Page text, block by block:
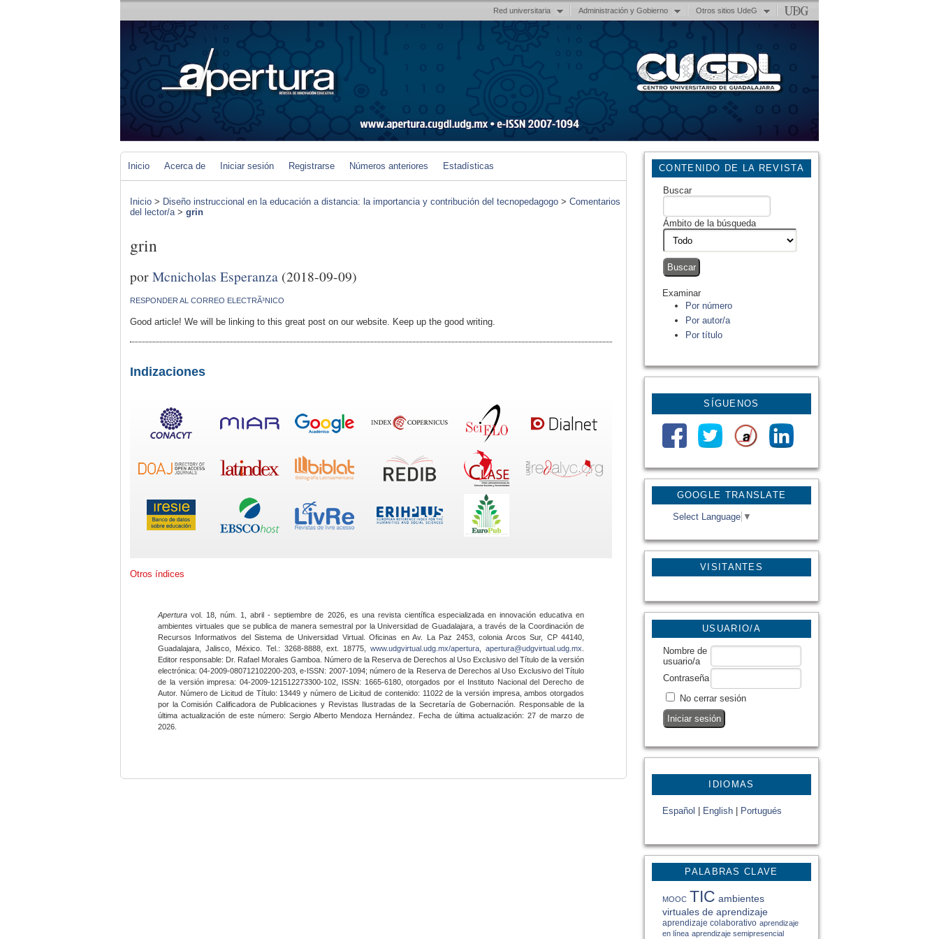
Red universitaria Administración y Gobierno Otros sitios UdeG
GOOGLE TRANSLATE
Select Language ▼
VISITANTES
CONTENIDO DE LA REVISTA
Buscar
Ámbito de la búsqueda
Examinar
Por número
Por autor/a
Por título
SÍGUENOS
USUARIO/A
Nombre de
usuario/a
Contraseña
No cerrar sesión
IDIOMAS
Español English Portugués
PALABRAS CLAVE
MOOC TIC ambientes
virtuales de aprendizaje
aprendizaje colaborativo aprendizaje
en línea aprendizaje semipresencial
Inicio Acerca de Iniciar sesión Registrarse Números anteriores Estadísticas
Inicio > Diseño instruccional en la educación a distancia: la importancia y contribución del tecnopedagogo > Comentarios
del lector/a> grin
grin
porMcnicholas Esperanza (2018-09-09)
RESPONDER AL CORREO ELECTRÃ³NICO
Good article! We will be linking to this great post on our website. Keep up the good writing.
Indizaciones
Otros índices
Apertura vol. 18, núm. 1, abril - septiembre de 2026, es una revista científica especializada en innovación educativa en
ambientes virtuales que se publica de manera semestral por la Universidad de Guadalajara, a través de la Coordinación de
Recursos Informativos del Sistema de Universidad Virtual. Oficinas en Av. La Paz 2453, colonia Arcos Sur, CP 44140,
Guadalajara, Jalisco, México. Tel.: 3268-8888, ext. 18775,www.udgvirtual.udg.mx/apertura apertura@udgvirtual.udg.mx
Editor responsable: Dr. Rafael Morales Gamboa. Número de la Reserva de Derechos al Uso Exclusivo del Título de la versión
electrónica: 04-2009-080712102200-203, e-ISSN: 2007-1094; número de la Reserva de Derechos al Uso Exclusivo del Título
de la versión impresa: 04-2009-121512273300-102, ISSN: 1665-6180, otorgados por el Instituto Nacional del Derecho de
Autor. Número de Licitud de Título: 13449 y número de Licitud de contenido: 11022 de la versión impresa, ambos otorgados
por la Comisión Calificadora de Publicaciones y Revistas Ilustradas de la Secretaría de Gobernación. Responsable de la
última actualización de este número: Sergio Alberto Mendoza Hernández. Fecha de última actualización: 27 de marzo de
2026.